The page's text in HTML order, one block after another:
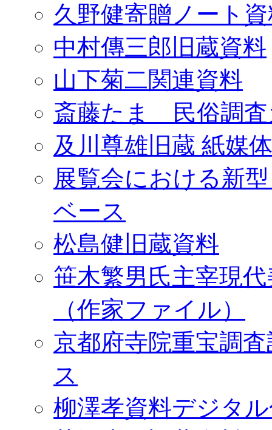
久野健寄贈ノート
中村傳三郎旧蔵資料
山下菊二関連資料
斎藤たま 民俗調査
及川尊雄旧蔵 紙媒
展覧会における新
ベース
松島健旧蔵資料
笹木繁男氏主宰現
（作家ファイル）
京都府寺院重宝調
ス
柳澤孝資料デジタ